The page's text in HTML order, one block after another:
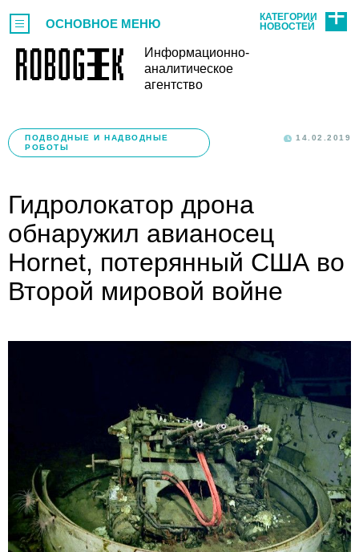
Информационно-
аналитическое
агентство
ОСНОВНОЕ МЕНЮ
КАТЕГОРИИ
НОВОСТЕЙ
ПОДВОДНЫЕ И НАДВОДНЫЕ
РОБОТЫ
14.02.2019
Гидролокатор дрона
обнаружил авианосец
Hornet, потерянный США во
Второй мировой войне